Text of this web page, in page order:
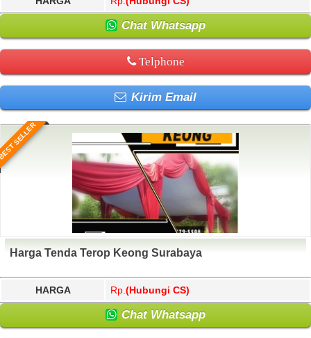
Chat Whatsapp
Telphone
Kirim Email
SELLER
Harga Tenda Terop Keong Surabaya
HARGA Rp. (Hubungi CS)
Chat Whatsapp